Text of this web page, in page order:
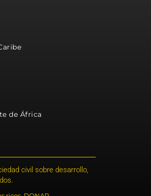
de África
civil sobre desarrollo,